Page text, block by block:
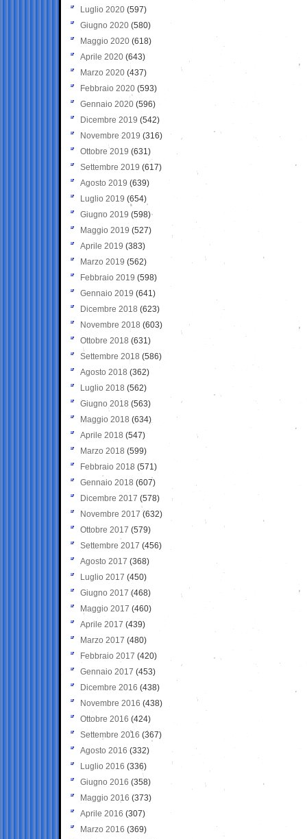
Luglio 2020 (597)
Giugno 2020 (580)
Maggio 2020 (618)
Aprile 2020 (643)
Marzo 2020 (437)
Febbraio 2020 (593)
Gennaio 2020 (596)
Dicembre 2019 (542)
Novembre 2019 (316)
Ottobre 2019 (631)
Settembre 2019 (617)
Agosto 2019 (639)
Luglio 2019 (654)
Giugno 2019 (598)
Maggio 2019 (527)
Aprile 2019 (383)
Marzo 2019 (562)
Febbraio 2019 (598)
Gennaio 2019 (641)
Dicembre 2018 (623)
Novembre 2018 (603)
Ottobre 2018 (631)
Settembre 2018 (586)
Agosto 2018 (362)
Luglio 2018 (562)
Giugno 2018 (563)
Maggio 2018 (634)
Aprile 2018 (547)
Marzo 2018 (599)
Febbraio 2018 (571)
Gennaio 2018 (607)
Dicembre 2017 (578)
Novembre 2017 (632)
Ottobre 2017 (579)
Settembre 2017 (456)
Agosto 2017 (368)
Luglio 2017 (450)
Giugno 2017 (468)
Maggio 2017 (460)
Aprile 2017 (439)
Marzo 2017 (480)
Febbraio 2017 (420)
Gennaio 2017 (453)
Dicembre 2016 (438)
Novembre 2016 (438)
Ottobre 2016 (424)
Settembre 2016 (367)
Agosto 2016 (332)
Luglio 2016 (336)
Giugno 2016 (358)
Maggio 2016 (373)
Aprile 2016 (307)
Marzo 2016 (369)